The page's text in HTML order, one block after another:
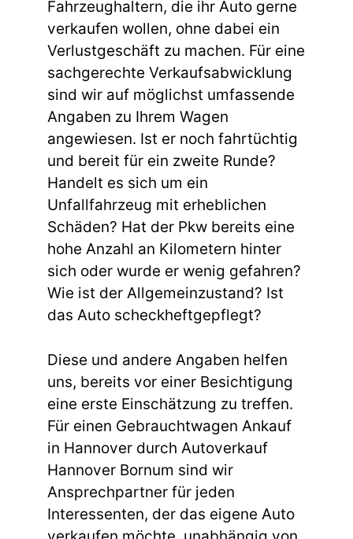
Fahrzeughaltern, die ihr Auto gerne
verkaufen wollen, ohne dabei ein
Verlustgeschäft zu machen. Für eine
sachgerechte Verkaufsabwicklung
sind wir auf möglichst umfassende
Angaben zu Ihrem Wagen
angewiesen. Ist er noch fahrtüchtig
und bereit für ein zweite Runde?
Handelt es sich um ein
Unfallfahrzeug mit erheblichen
Schäden? Hat der Pkw bereits eine
hohe Anzahl an Kilometern hinter
sich oder wurde er wenig gefahren?
Wie ist der Allgemeinzustand? Ist
das Auto scheckheftgepflegt?
Diese und andere Angaben helfen
uns, bereits vor einer Besichtigung
eine erste Einschätzung zu treffen.
Für einen Gebrauchtwagen Ankauf
in Hannover durch Autoverkauf
Hannover Bornum sind wir
Ansprechpartner für jeden
Interessenten, der das eigene Auto